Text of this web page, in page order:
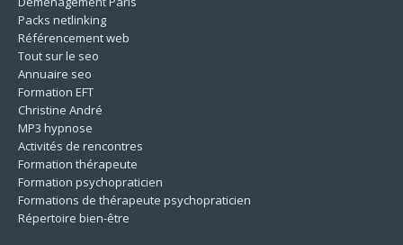
Packs netlinking
Référencement web
Tout sur le seo
Annuaire seo
Formation EFT
Christine André
MP3 hypnose
Activités de rencontres
Formation thérapeute
Formation psychopraticien
Formations de thérapeute psychopraticien
Répertoire bien-être